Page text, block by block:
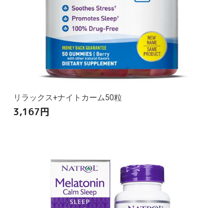
リラックス+ナイトカーム50粒
3,167円